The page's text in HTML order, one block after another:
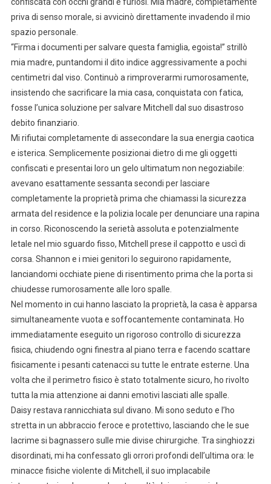
priva di senso morale, si avvicinò direttamente invadendo il mio
spazio personale.
“Firma i documenti per salvare questa famiglia, egoista!” strillò
mia madre, puntandomi il dito indice aggressivamente a pochi
centimetri dal viso. Continuò a rimproverarmi rumorosamente,
insistendo che sacrificare la mia casa, conquistata con fatica,
fosse l’unica soluzione per salvare Mitchell dal suo disastroso
debito finanziario.
Mi rifiutai completamente di assecondare la sua energia caotica
e isterica. Semplicemente posizionai dietro di me gli oggetti
confiscati e presentai loro un gelo ultimatum non negoziabile:
avevano esattamente sessanta secondi per lasciare
completamente la proprietà prima che chiamassi la sicurezza
armata del residence e la polizia locale per denunciare una rapina
in corso. Riconoscendo la serietà assoluta e potenzialmente
letale nel mio sguardo fisso, Mitchell prese il cappotto e uscì di
corsa. Shannon e i miei genitori lo seguirono rapidamente,
lanciandomi occhiate piene di risentimento prima che la porta si
chiudesse rumorosamente alle loro spalle.
Nel momento in cui hanno lasciato la proprietà, la casa è apparsa
simultaneamente vuota e soffocantemente contaminata. Ho
immediatamente eseguito un rigoroso controllo di sicurezza
fisica, chiudendo ogni finestra al piano terra e facendo scattare
fisicamente i pesanti catenacci su tutte le entrate esterne. Una
volta che il perimetro fisico è stato totalmente sicuro, ho rivolto
tutta la mia attenzione ai danni emotivi lasciati alle spalle.
Daisy restava rannicchiata sul divano. Mi sono seduto e l’ho
stretta in un abbraccio feroce e protettivo, lasciando che le sue
lacrime si bagnassero sulle mie divise chirurgiche. Tra singhiozzi
disordinati, mi ha confessato gli orrori profondi dell’ultima ora: le
minacce fisiche violente di Mitchell, il suo implacabile